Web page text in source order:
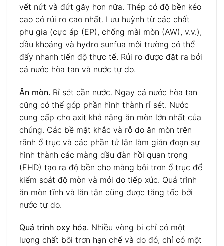
vết nứt và đứt gãy hơn nữa. Thép có độ bền kéo
cao có rủi ro cao nhất. Lưu huỳnh từ các chất
phụ gia (cực áp (EP), chống mài mòn (AW), v.v.),
dầu khoáng và hydro sunfua môi trường có thể
đẩy nhanh tiến độ thực tế. Rủi ro được đặt ra bởi
cả nước hòa tan và nước tự do.
Ăn mòn. Rỉ sét cần nước. Ngay cả nước hòa tan
cũng có thể góp phần hình thành rỉ sét. Nước
cung cấp cho axit khả năng ăn mòn lớn nhất của
chúng. Các bề mặt khắc và rỗ do ăn mòn trên
rãnh ổ trục và các phần tử lăn làm gián đoạn sự
hình thành các màng dầu đàn hồi quan trọng
(EHD) tạo ra độ bền cho màng bôi trơn ổ trục để
kiểm soát độ mòn và mỏi do tiếp xúc. Quá trình
ăn mòn tĩnh và lăn tăn cũng được tăng tốc bởi
nước tự do.
Quá trình oxy hóa. Nhiều vòng bi chỉ có một
lượng chất bôi trơn hạn chế và do đó, chỉ có một